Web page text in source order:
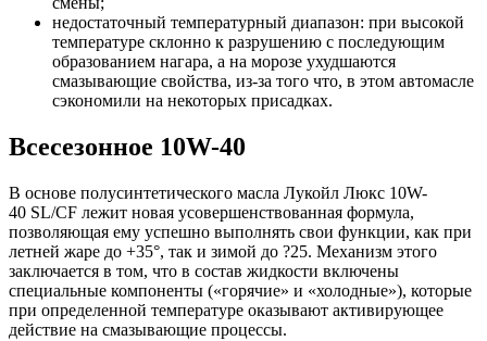
недостаточный температурный диапазон: при высокой
температуре склонно к разрушению с последующим
образованием нагара, а на морозе ухудшаются
смазывающие свойства, из-за того что, в этом автомасле
сэкономили на некоторых присадках.
Всесезонное 10W-40
В основе полусинтетического масла Лукойл Люкс 10W-
40 SL/CF лежит новая усовершенствованная формула,
позволяющая ему успешно выполнять свои функции, как при
летней жаре до +35°, так и зимой до ?25. Механизм этого
заключается в том, что в состав жидкости включены
специальные компоненты («горячие» и «холодные»), которые
при определенной температуре оказывают активирующее
действие на смазывающие процессы.